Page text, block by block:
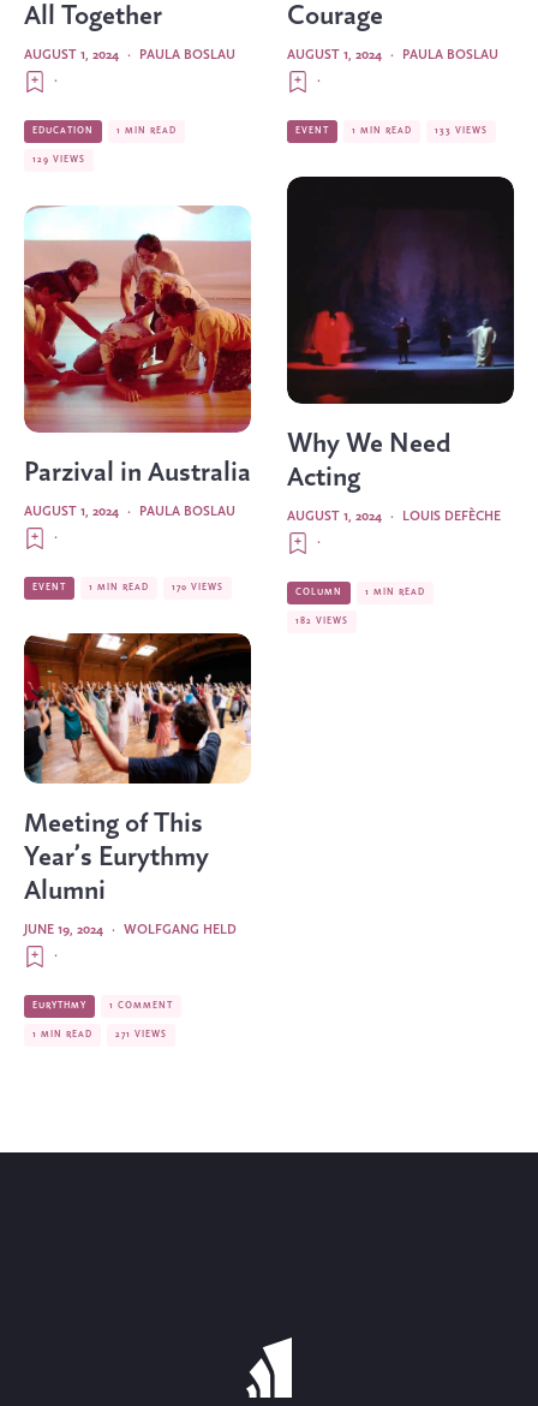
All Together
PAULA BOSLAU
·
AUGUST 1, 2024
·
EDUCATION 1 MIN READ
129 VIEWS
Parzival in Australia
PAULA BOSLAU
·
AUGUST 1, 2024
·
EVENT 1 MIN READ 170 VIEWS
Meeting of This
Year’s Eurythmy
Alumni
WOLFGANG HELD
·
JUNE 19, 2024
·
EURYTHMY 1 COMMENT
1 MIN READ 271 VIEWS
Courage
PAULA BOSLAU
·
AUGUST 1, 2024
·
EVENT 1 MIN READ 133 VIEWS
Why We Need
Acting
LOUIS DEFÈCHE
·
AUGUST 1, 2024
·
COLUMN 1 MIN READ
182 VIEWS